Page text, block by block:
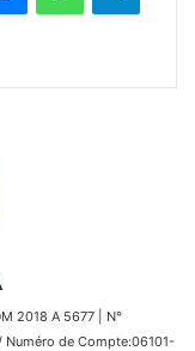
2018 A 5677 | N°
Numéro de Compte:06101-